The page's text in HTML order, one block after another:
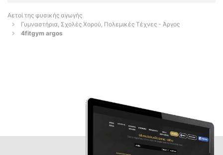
Αετοί της φυσικής αγωγής
Γυμναστήρια, Σχολές Χορού, Πολεμικές Τέχνες - Άργος
4fitgym argos